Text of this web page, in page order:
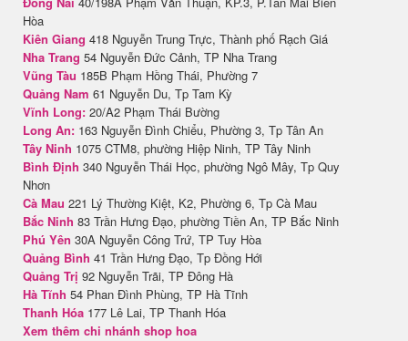
Hòa
Kiên Giang 418 Nguyễn Trung Trực, Thành phố Rạch Giá
Nha Trang 54 Nguyễn Đức Cảnh, TP Nha Trang
Vũng Tàu 185B Phạm Hồng Thái, Phường 7
Quảng Nam 61 Nguyễn Du, Tp Tam Kỳ
Vĩnh Long: 20/A2 Phạm Thái Bường
Long An: 163 Nguyễn Đình Chiểu, Phường 3, Tp Tân An
Tây Ninh 1075 CTM8, phường Hiệp Ninh, TP Tây Ninh
Bình Định 340 Nguyễn Thái Học, phường Ngô Mây, Tp Quy
Nhơn
Cà Mau 221 Lý Thường Kiệt, K2, Phường 6, Tp Cà Mau
Bắc Ninh 83 Trần Hưng Đạo, phường Tiền An, TP Bắc Ninh
Phú Yên 30A Nguyễn Công Trứ, TP Tuy Hòa
Quảng Bình 41 Trần Hưng Đạo, Tp Đồng Hới
Quảng Trị 92 Nguyễn Trãi, TP Đông Hà
Hà Tĩnh 54 Phan Đình Phùng, TP Hà Tĩnh
Thanh Hóa 177 Lê Lai, TP Thanh Hóa
Xem thêm chi nhánh shop hoa